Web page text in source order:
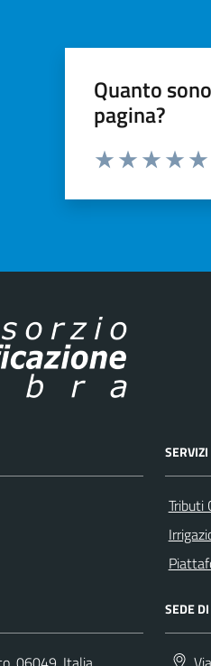
Quanto
pagina?
SERVIZI
Tributi
SEDE